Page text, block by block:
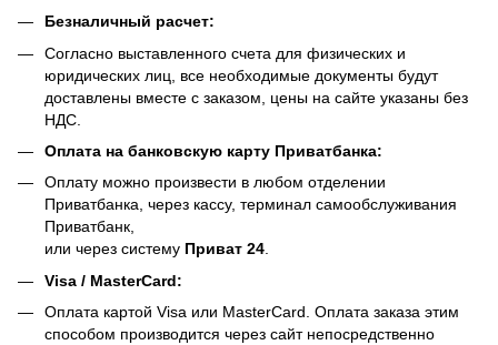
Безналичный расчет:
Согласно выставленного счета для физических и
юридических лиц, все необходимые документы будут
доставлены вместе с заказом, цены на сайте указаны без
НДС.
Оплата на банковскую карту Приватбанка:
Оплату можно произвести в любом отделении
Приватбанка, через кассу, терминал самообслуживания
Приватбанк,
или через систему Приват 24.
Visa / MasterCard:
Оплата картой Visa или MasterCard. Оплата заказа этим
способом производится через сайт непосредственно